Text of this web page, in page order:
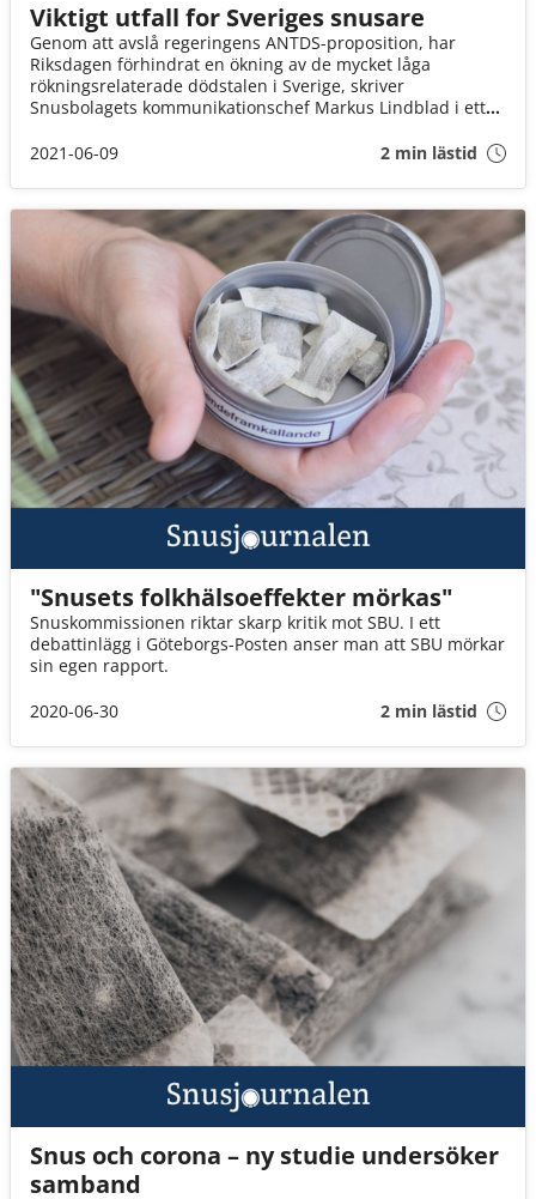
Viktigt utfall for Sveriges snusare
Genom att avslå regeringens ANTDS-proposition, har
Riksdagen förhindrat en ökning av de mycket låga
rökningsrelaterade dödstalen i Sverige, skriver
Snusbolagets kommunikationschef Markus Lindblad i ett
2021-06-09
2 min lästid
"Snusets folkhälsoeffekter mörkas"
Snuskommissionen riktar skarp kritik mot SBU. I ett
debattinlägg i Göteborgs-Posten anser man att SBU mörkar
sin egen rapport.
2020-06-30
2 min lästid
Snus och corona – ny studie undersöker
samband